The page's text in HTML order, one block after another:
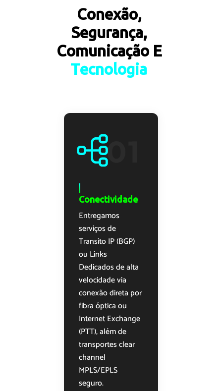
Conexão,
Segurança,
Comunicação E
Tecnologia
Conectividade
01
Entregamos
serviços de
Transito IP (BGP)
ou Links
Dedicados de alta
velocidade via
conexão direta por
fibra óptica ou
Internet Exchange
(PTT), além de
transportes clear
channel
MPLS/EPLS
seguro.